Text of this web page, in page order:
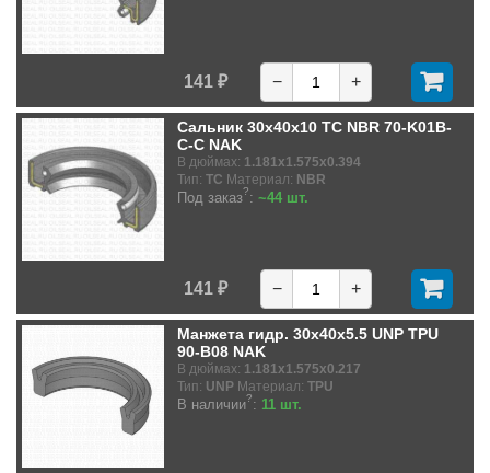
141 ₽ − +
Сальник 30x40x10 TC NBR 70-K01B-
C-C NAK
В дюймах: 1.181x1.575x0.394
Тип: TC Материал: NBR
Под заказ?: ~44 шт.
141 ₽ − +
Манжета гидр. 30x40x5.5 UNP TPU
90-B08 NAK
В дюймах: 1.181x1.575x0.217
Тип: UNP Материал: TPU
В наличии?: 11 шт.